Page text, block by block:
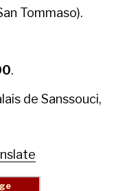
Tom­ma­so).
.
de Sanssouci,